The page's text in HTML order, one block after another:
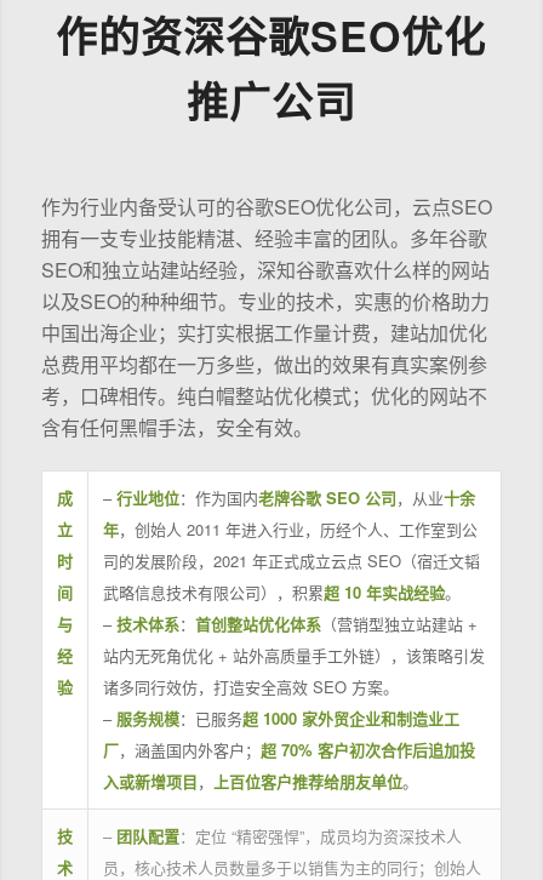
作的资深谷歌SEO优化
推广公司
作为行业内备受认可的谷歌SEO优化公司，云点SEO
拥有一支专业技能精湛、经验丰富的团队。多年谷歌
SEO和独立站建站经验，深知谷歌喜欢什么样的网站
以及SEO的种种细节。专业的技术，实惠的价格助力
中国出海企业；实打实根据工作量计费，建站加优化
总费用平均都在一万多些，做出的效果有真实案例参
考，口碑相传。纯白帽整站优化模式；优化的网站不
含有任何黑帽手法，安全有效。
成
立
时
间
与
经
验
–行业地位：作为国内老牌谷歌 SEO 公司，从业十余
年，创始人 2011 年进入行业，历经个人、工作室到公
司的发展阶段，2021 年正式成立云点 SEO（宿迁文韬
武略信息技术有限公司），积累超 10 年实战经验。
–技术体系： 首创整站优化体系（营销型独立站建站 +
站内无死角优化 + 站外高质量手工外链），该策略引发
诸多同行效仿，打造安全高效 SEO 方案。
– 服务规模：已服务超 1000 家外贸企业和制造业工
厂，涵盖国内外客户； 超 70% 客户初次合作后追加投
入或新增项目， 上百位客户推荐给朋友单位。
技
术
– 团队配置：定位 “精密强悍”，成员均为资深技术人
员，核心技术人员数量多于以销售为主的同行；创始人